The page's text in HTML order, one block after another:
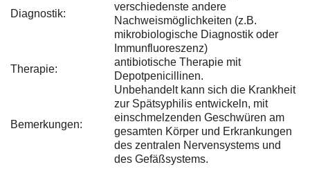
Diagnostik:
verschiedenste andere
Nachweismöglichkeiten (z.B.
mikrobiologische Diagnostik oder
Immunfluoreszenz)
Therapie:
antibiotische Therapie mit
Depotpenicillinen.
Bemerkungen:
Unbehandelt kann sich die Krankheit
zur Spätsyphilis entwickeln, mit
einschmelzenden Geschwüren am
gesamten Körper und Erkrankungen
des zentralen Nervensystems und
des Gefäßsystems.